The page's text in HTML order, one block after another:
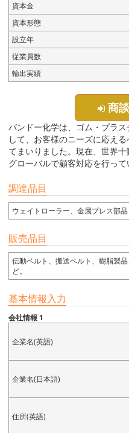
資本金
資本形態
設立年
従業員数
輸出実績
商
バンドー化学は、ゴム・プラ
して、お客様のニーズに応え
てまいりました。現在、世界十
グローバルで顧客対応を行って
調達品目
ウェイトローラー、金属プレス部品
販売品目
伝動ベルト、搬送ベルト、樹脂製
ど。
基本情報入力
会社情報 1
企業名(英語)
企業名(日本語)
住所(英語)